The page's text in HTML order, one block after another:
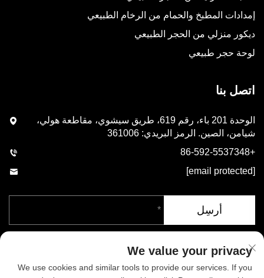
إمدادات المطبخ والحمام من الرخام الطبيعي
ديكور منزلي من الحجر الطبيعي
لوحة حجر طبيعي
اتصل بنا
الوحدة 201 باء، رقم 619، طريق سيشوي، مقاطعة هولي،
شيامن، الصين. الرمز البريدي: 361006
+86-592-5537348
[email protected]
أرسِل
We value your privacy
We use cookies and similar tools to provide our services. If you